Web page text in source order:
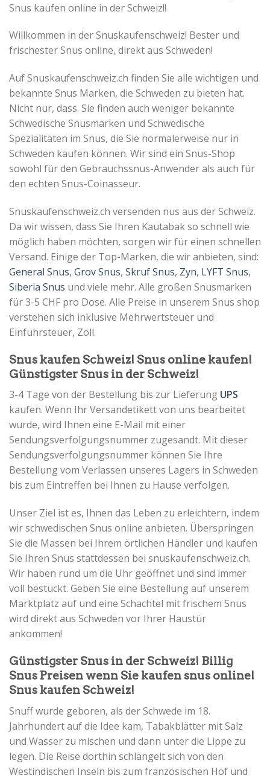
Snus kaufen online in der Schweiz!!
Willkommen in der Snuskaufenschweiz! Bester und
frischester Snus online, direkt aus Schweden!
Auf Snuskaufenschweiz.ch finden Sie alle wichtigen und
bekannte Snus Marken, die Schweden zu bieten hat.
Nicht nur, dass. Sie finden auch weniger bekannte
Schwedische Snusmarken und Schwedische
Spezialitäten im Snus, die Sie normalerweise nur in
Schweden kaufen können. Wir sind ein Snus-Shop
sowohl für den Gebrauchssnus-Anwender als auch für
den echten Snus-Coinasseur.
Snuskaufenschweiz.ch versenden nus aus der Schweiz.
Da wir wissen, dass Sie Ihren Kautabak so schnell wie
möglich haben möchten, sorgen wir für einen schnellen
Versand. Einige der Top-Marken, die wir anbieten, sind:
General Snus, Grov Snus, Skruf Snus, Zyn, LYFT Snus,
Siberia Snus und viele mehr. Alle großen Snusmarken
für 3-5 CHF pro Dose. Alle Preise in unserem Snus shop
verstehen sich inklusive Mehrwertsteuer und
Einfuhrsteuer, Zoll.
Snus kaufen Schweiz! Snus online kaufen!
Günstigster Snus in der Schweiz!
3-4 Tage von der Bestellung bis zur Lieferung UPS
kaufen. Wenn Ihr Versandetikett von uns bearbeitet
wurde, wird Ihnen eine E-Mail mit einer
Sendungsverfolgungsnummer zugesandt. Mit dieser
Sendungsverfolgungsnummer können Sie Ihre
Bestellung vom Verlassen unseres Lagers in Schweden
bis zum Eintreffen bei Ihnen zu Hause verfolgen.
Unser Ziel ist es, Ihnen das Leben zu erleichtern, indem
wir schwedischen Snus online anbieten. Überspringen
Sie die Massen bei Ihrem örtlichen Händler und kaufen
Sie Ihren Snus stattdessen bei snuskaufenschweiz.ch.
Wir haben rund um die Uhr geöffnet und sind immer
voll bestückt. Geben Sie eine Bestellung auf unserem
Marktplatz auf und eine Schachtel mit frischem Snus
wird direkt aus Schweden vor Ihrer Haustür
ankommen!
Günstigster Snus in der Schweiz! Billig
Snus Preisen wenn Sie kaufen snus online!
Snus kaufen Schweiz!
Snuff wurde geboren, als der Schwede im 18.
Jahrhundert auf die Idee kam, Tabakblätter mit Salz
und Wasser zu mischen und dann unter die Lippe zu
legen. Die Reise dorthin schlängelt sich von den
Westindischen Inseln bis zum französischen Hof und